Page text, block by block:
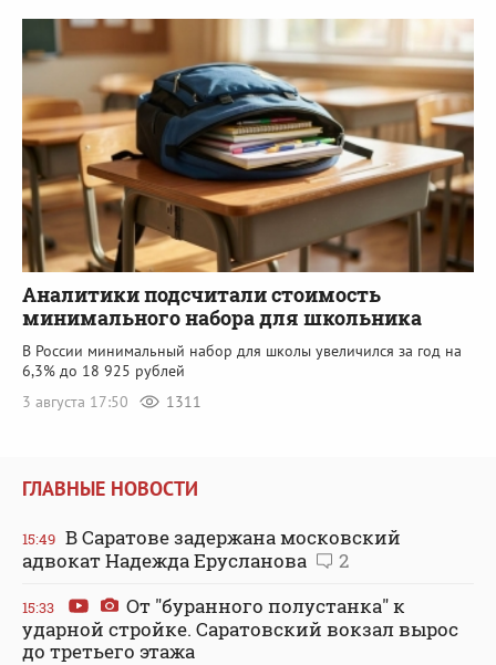
Аналитики подсчитали стоимость
минимального набора для школьника
В России минимальный набор для школы увеличился за год на
6,3% до 18 925 рублей
3 августа 17:50
1311
ГЛАВНЫЕ НОВОСТИ
15:49 В Саратове задержана московский
адвокат Надежда Ерусланова
2
15:33
От "буранного полустанка" к
ударной стройке. Саратовский вокзал вырос
до третьего этажа